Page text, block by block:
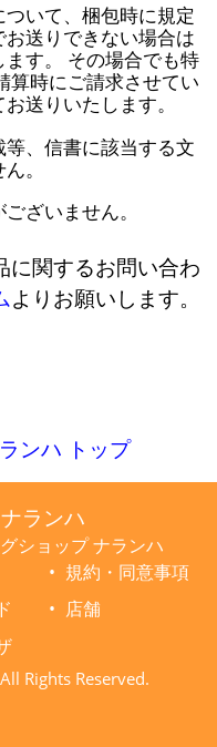
いて、梱包時に規定
送りできない場合は
す。 その場合でも特
算時にご請求させてい
送りいたします。
、信書に該当する文
。
ざいません。
に関するお問い合わ
よりお願いします。
ンハ トップ
ランハ
ショップ ナランハ
規約・同意事項
店舗
Rights Reserved.